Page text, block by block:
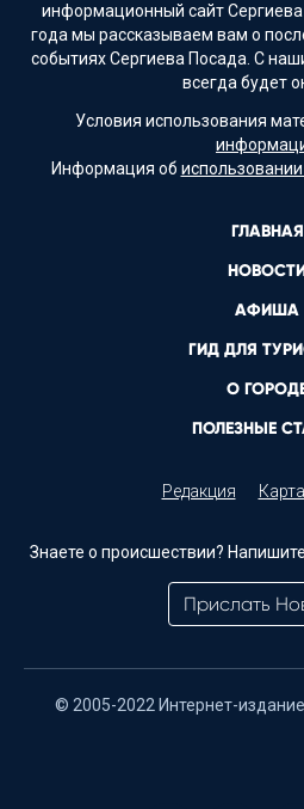
информационный сайт
года мы рассказываем вам о
событиях Сергиева Посада. С
всегда будет
Условия использования
Информация об
ГЛАВНАЯ
АФИША
ГИД ДЛЯ
О
ПОЛЕЗНЫЕ
Редакция
Знаете о происшествии?
Прислать
© 2005-2022 Интернет-